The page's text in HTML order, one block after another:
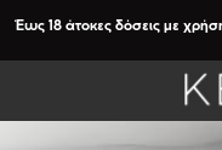
Έως 18 άτοκες δόσεις με